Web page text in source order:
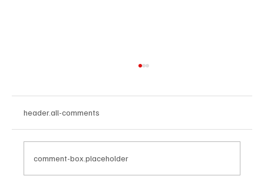
header.all-comments
comment-box.placeholder